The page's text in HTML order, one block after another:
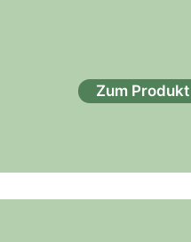
Zum Produkt